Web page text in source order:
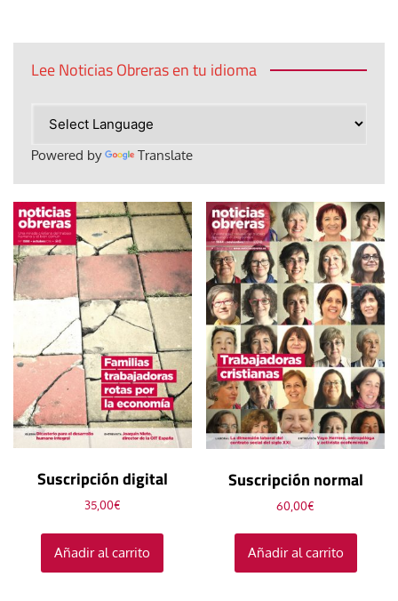
Lee Noticias Obreras en tu idioma
Powered by Translate
Suscripción digital
35,00€
Añadir al carrito
Suscripción normal
60,00€
Añadir al carrito